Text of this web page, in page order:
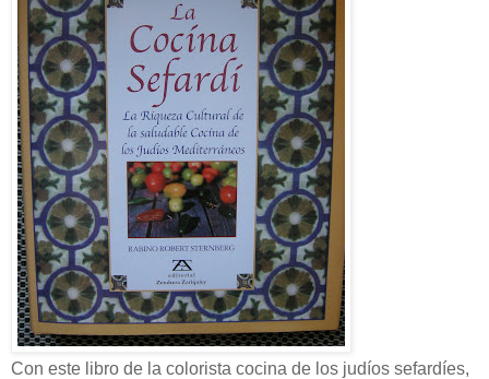
Con este libro de la colorista cocina de los judíos sefardíes,